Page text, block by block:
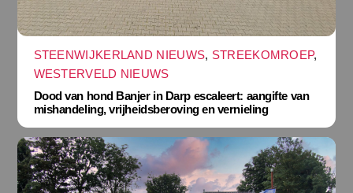
STEENWIJKERLAND NIEUWS, STREEKOMROEP,
WESTERVELD NIEUWS
Dood van hond Banjer in Darp escaleert: aangifte van
mishandeling, vrijheidsberoving en vernieling